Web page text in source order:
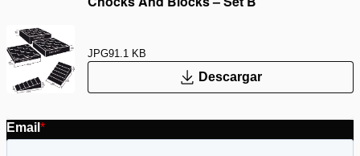
JPG91.1 KB
Descargar